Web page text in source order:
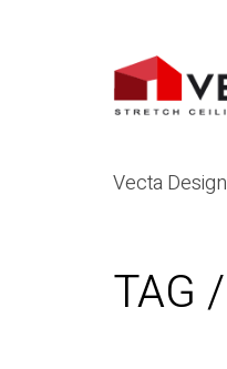
Vecta Design
TAG /